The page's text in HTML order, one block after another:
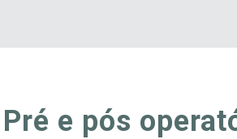
Pré e pós